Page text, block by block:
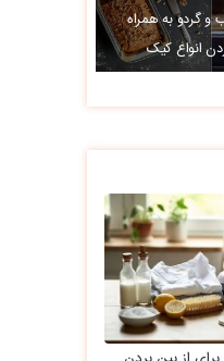
گردو به همراه
انواع کیک